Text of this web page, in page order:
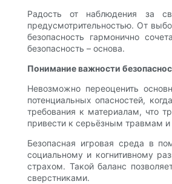
Радость от наблюдения за
предусмотрительностью. От
безопасность гармонично
безопасность – основа.
Понимание важности
Невозможно переоценить
потенциальных опасностей,
требования к материалам, что
привести к серьёзным травмам
Безопасная игровая среда в
социальному и когнитивному
страхом. Такой баланс
сверстниками.